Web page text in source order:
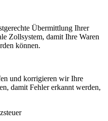
Übermittlung Ihrer
Zollsystem, damit Ihre Waren
können.
und korrigieren wir Ihre
damit Fehler erkannt werden,